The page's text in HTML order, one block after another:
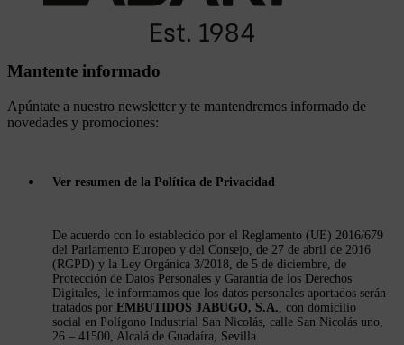
Mantente informado
Apúntate a nuestro newsletter y te mantendremos informado de
novedades y promociones:
Ver resumen de la Política de Privacidad
De acuerdo con lo establecido por el Reglamento (UE) 2016/679
del Parlamento Europeo y del Consejo, de 27 de abril de 2016
(RGPD) y la Ley Orgánica 3/2018, de 5 de diciembre, de
Protección de Datos Personales y Garantía de los Derechos
Digitales, le informamos que los datos personales aportados serán
tratados por EMBUTIDOS JABUGO, S.A., con domicilio
social en Polígono Industrial San Nicolás, calle San Nicolás uno,
26 – 41500, Alcalá de Guadaíra, Sevilla.